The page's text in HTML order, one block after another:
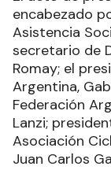
encabezado
Asistencia
secretario de
Romay; el
Argentina,
Federación
Lanzi;
Asociación
Juan Carlos